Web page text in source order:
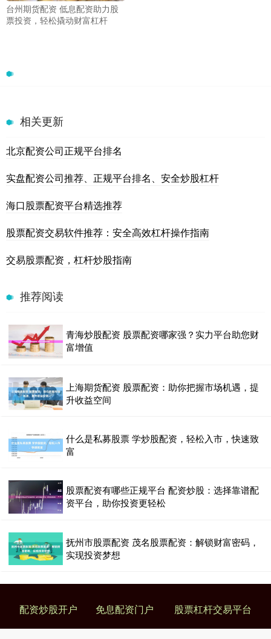
台州期货配资 低息配资助力股
票投资，轻松撬动财富杠杆
相关更新
北京配资公司正规平台排名
实盘配资公司推荐、正规平台排名、安全炒股杠杆
海口股票配资平台精选推荐
股票配资交易软件推荐：安全高效杠杆操作指南
交易股票配资，杠杆炒股指南
推荐阅读
青海炒股配资 股票配资哪家强？实力平台助您财
富增值
上海期货配资 股票配资：助你把握市场机遇，提
升收益空间
什么是私募股票 学炒股配资，轻松入市，快速致
富
股票配资有哪些正规平台 配资炒股：选择靠谱配
资平台，助你投资更轻松
抚州市股票配资 茂名股票配资：解锁财富密码，
实现投资梦想
配资炒股开户 免息配资门户 股票杠杆交易平台